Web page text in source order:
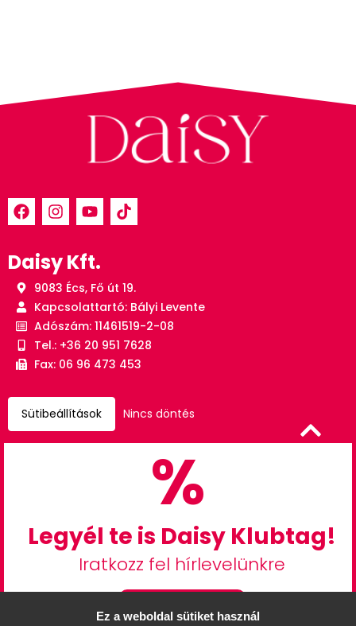
Daisy Kft.
9083 Écs, Fő út 19.
Kapcsolattartó: Bályi Levente
Adószám: 11461519-2-08
Tel.: +36 20 951 7628
Fax: 06 96 473 453
Sütibeállítások Nincs döntés
%
Legyél te is Daisy Klubtag!
Iratkozz fel hírlevelünkre
Ez a weboldal sütiket használ